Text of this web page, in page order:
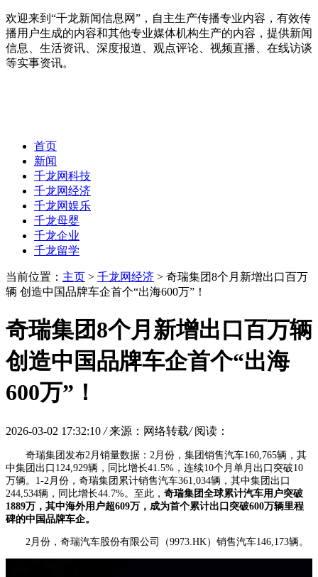
欢迎来到“千龙新闻信息网”，自主生产传播专业内容，有效传
播用户生成的内容和其他专业媒体机构生产的内容，提供新闻
信息、生活资讯、深度报道、观点评论、视频直播、在线访谈
等实事资讯。
首页
新闻
千龙网科技
千龙网经济
千龙网娱乐
千龙母婴
千龙企业
千龙留学
当前位置： 主页 > 千龙网经济 > 奇瑞集团8个月新增出口百万
辆 创造中国品牌车企首个“出海600万”！
奇瑞集团8个月新增出口百万辆
创造中国品牌车企首个“出海
600万”！
2026-03-02 17:32:10 / 来源：网络转载/ 阅读：
奇瑞集团发布2月销量数据：2月份，集团销售汽车160,765辆，其
中集团出口124,929辆，同比增长41.5%，连续10个月单月出口突破10
万辆。1-2月份，奇瑞集团累计销售汽车361,034辆，其中集团出口
244,534辆，同比增长44.7%。至此， 奇瑞集团全球累计汽车用户突破
1889万，其中海外用户超609万，成为首个累计出口突破600万辆里程
碑的中国品牌车企。
2月份，奇瑞汽车股份有限公司（9973.HK）销售汽车146,173辆。